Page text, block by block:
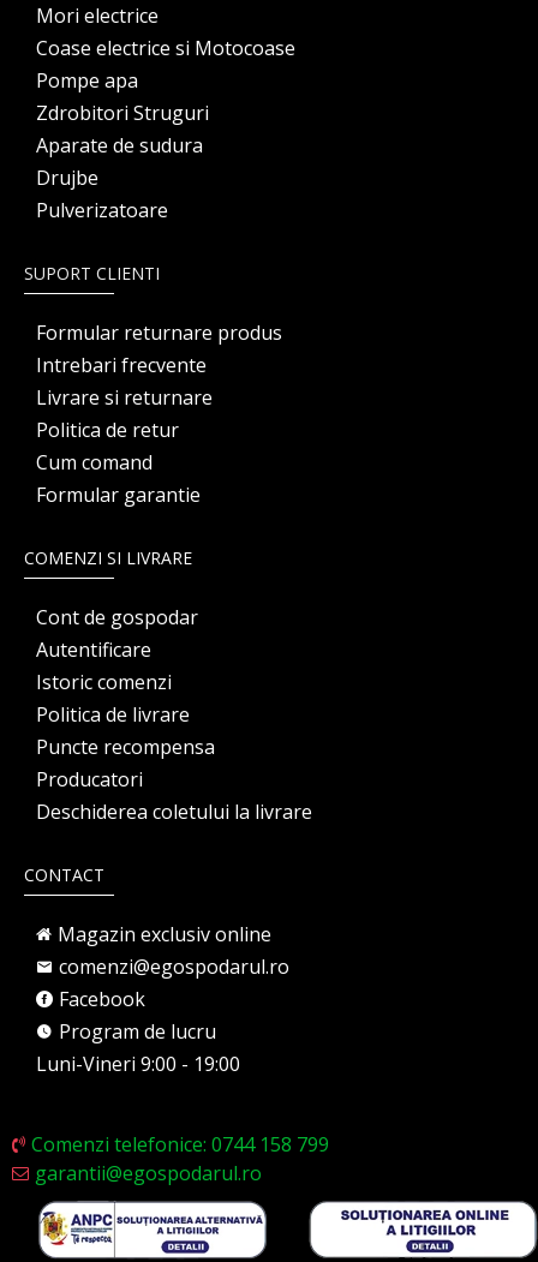
Mori electrice
Coase electrice si Motocoase
Pompe apa
Zdrobitori Struguri
Aparate de sudura
Drujbe
Pulverizatoare
SUPORT CLIENTI
Formular returnare produs
Intrebari frecvente
Livrare si returnare
Politica de retur
Cum comand
Formular garantie
COMENZI SI LIVRARE
Cont de gospodar
Autentificare
Istoric comenzi
Politica de livrare
Puncte recompensa
Producatori
Deschiderea coletului la livrare
CONTACT
Magazin exclusiv online
comenzi@egospodarul.ro
Facebook
Program de lucru
Luni-Vineri 9:00 - 19:00
Comenzi telefonice: 0744 158 799
garantii@egospodarul.ro